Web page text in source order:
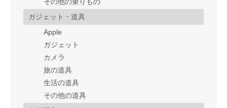
ガジェット・道具
Apple
ガジェット
カメラ
旅の道具
生活の道具
その他の道具